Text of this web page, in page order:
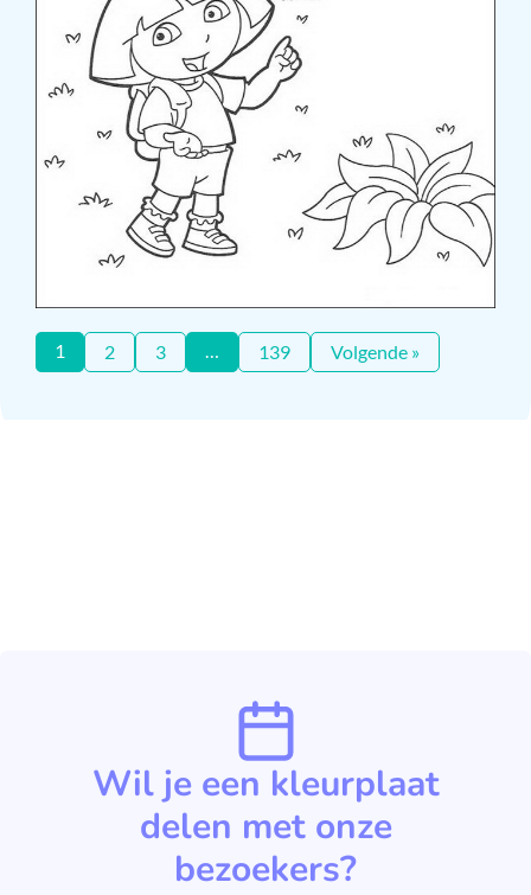
1 2 3 139 Volgende »
Wil je een kleurplaat
delen met onze
bezoekers?